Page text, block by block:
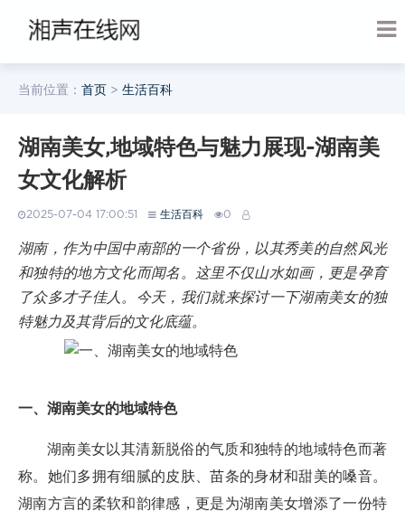
当前位置： 首页 > 生活百科
湖南美女,地域特色与魅力展现-湖南美
女文化解析
2025-07-04 17:00:51 生活百科 0
湖南，作为中国中南部的一个省份，以其秀美的自然风光
和独特的地方文化而闻名。这里不仅山水如画，更是孕育
了众多才子佳人。今天，我们就来探讨一下湖南美女的独
特魅力及其背后的文化底蕴。
一、湖南美女的地域特色
湖南美女以其清新脱俗的气质和独特的地域特色而著
称。她们多拥有细腻的皮肤、苗条的身材和甜美的嗓音。
湖南方言的柔软和韵律感，更是为湖南美女增添了一份特